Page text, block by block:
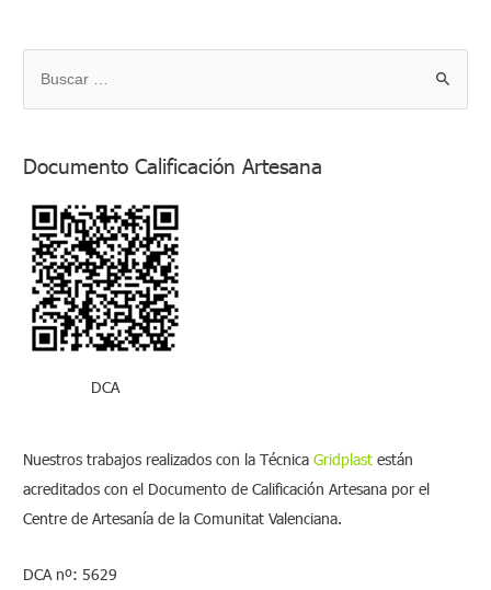
u
c
Documento Calificación Artesana
DCA
Nuestros trabajos realizados con la TécnicaGridplast están
acreditados con el Documento de Calificación Artesana por el
Centre de Artesanía de la Comunitat Valenciana.
DCA nº: 5629